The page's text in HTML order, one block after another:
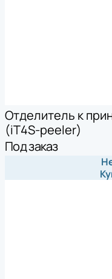
Отделитель к
(iT4S-peeler)
Под заказ